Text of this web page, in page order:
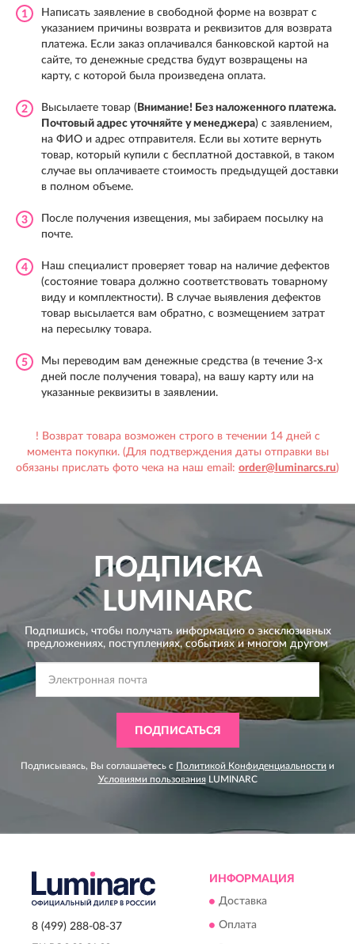
1
Написать заявление в свободной форме на возврат с
указанием причины возврата и реквизитов для возврата
платежа. Если заказ оплачивался банковской картой на
сайте, то денежные средства будут возвращены на
карту, с которой была произведена оплата.
2 Высылаете товар ( Внимание! Без наложенного платежа.
Почтовый адрес уточняйте у менеджера) с заявлением,
на ФИО и адрес отправителя. Если вы хотите вернуть
товар, который купили с бесплатной доставкой, в таком
случае вы оплачиваете стоимость предыдущей доставки
в полном объеме.
3
После получения извещения, мы забираем посылку на
почте.
4
Наш специалист проверяет товар на наличие дефектов
(состояние товара должно соответствовать товарному
виду и комплектности). В случае выявления дефектов
товар высылается вам обратно, с возмещением затрат
на пересылку товара.
5
Мы переводим вам денежные средства (в течение 3-х
дней после получения товара), на вашу карту или на
указанные реквизиты в заявлении.
! Возврат товара возможен строго в течении 14 дней с
момента покупки. (Для подтверждения даты отправки вы
обязаны прислать фото чека на наш email: order@luminarcs.ru)
ПОДПИСКА
LUMINARC
Подпишись, чтобы получать информацию о эксклюзивных
предложениях, поступлениях, событиях и многом другом
ПОДПИСАТЬСЯ
Подписываясь, Вы соглашаетесь с Политикой Конфиденциальности и
Условиями пользованияLUMINARC
8 (499) 288-08-37
ИНФОРМАЦИЯ
Доставка
Оплата